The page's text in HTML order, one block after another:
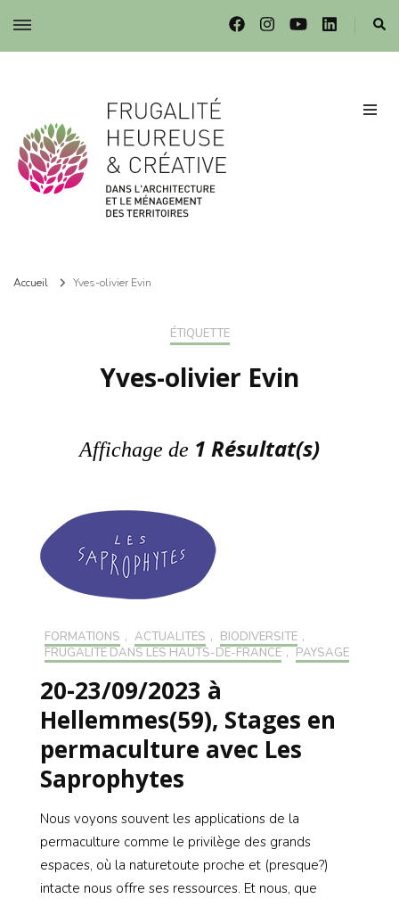
Frugalité dans l'architecture et le ménagement des territoires
Accueil Yves-olivier Evin
ÉTIQUETTE
Yves-olivier Evin
Affichage de 1 Résultat(s)
FORMATIONS , ACTUALITÉS , BIODIVERSITÉ ,
FRUGALITÉ DANS LES HAUTS-DE-FRANCE , PAYSAGE
20-23/09/2023 à
Hellemmes(59), Stages en
permaculture avec Les
Saprophytes
Nous voyons souvent les applications de la
permaculture comme le privilège des grands
espaces, où la naturetoute proche et (presque?)
intacte nous offre ses ressources. Et nous, que